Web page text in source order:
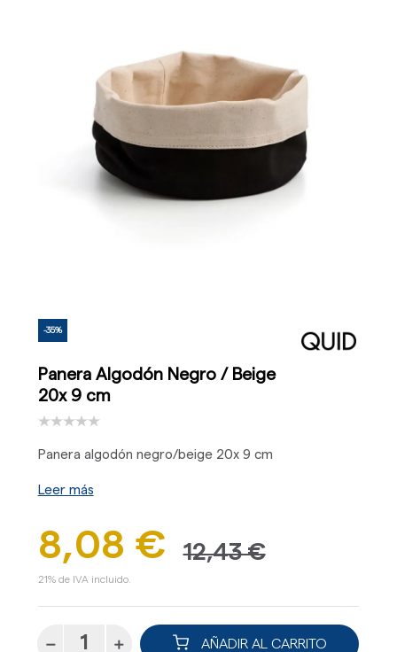
-35%
Panera Algodón Negro / Beige
20x 9 cm
Panera algodón negro/beige 20x 9 cm
Leer más
8,08 € 12,43 €
21% de IVA incluido.
AÑADIR AL CARRITO